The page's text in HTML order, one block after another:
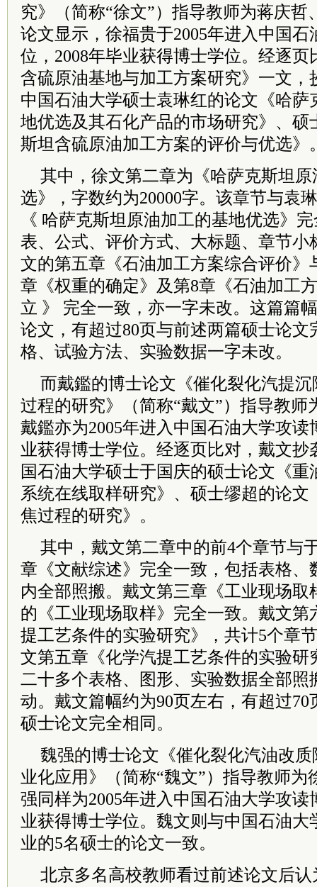
究》（简称“徐文”）指导教师为蒋庆哲
论文显示，徐福贵于2005年进入中国石
位，2008年毕业获得博士学位。经逐
含硫原油基地与加工方案研究》一文，
中国石油大学硕士袁琳红的论文《哈萨
地优选及其石化产品的市场研究》、硕
斯坦含硫原油加工方案的评价与优选》
其中，徐文第二章为《哈萨克斯坦
选》，字数约为20000字。该章节与袁
《 哈萨克斯坦原油加工的基地优选》
表、公式、评价方式、大标题、章节小
文的第五章《石油加工方案综合评价》
章《权重的确定》及第8章《石油加工
立 》 完全一致，亦一字未改。这篇篇
论文，有超过80页与前述两篇硕士论文
格、试验方法、实验数据一字未改。
而戴鑑的博士论文《催化裂化汽提
过程的研究》（简称“戴文”）指导教师
戴鑑亦为2005年进入中国石油大学攻读
业获得博士学位。经逐页比对，戴文抄
国石油大学硕士于国庆的硕士论文《重
系统在线取样研究》、硕士缪超的论文
焦过程的研究》。
其中，戴文第二章中的前4个章节与
章《文献综述》完全一致，包括表格、
内全部照搬。戴文第三章《工业现场取
的《工业现场取样》完全一致。戴文第
提工艺条件的实验研究》，共计5个章
文第五章《化学汽提工艺条件的实验研
二十多个表格、图形、实验数据全部照
动。戴文篇幅约为90页左右，有超过
硕士论文完全相同。
魏强的博士论文《催化裂化汽油改
业化应用》（简称“魏文”）指导教师为
强同样为2005年进入中国石油大学攻读
业获得博士学位。魏文则与中国石油大
业的5名硕士的论文一致。
北京多名高校教师看过前述论文后